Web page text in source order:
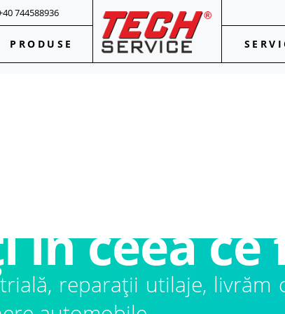
744588936
PRODUSE pentru
în ceea ce
reparații utilaje,